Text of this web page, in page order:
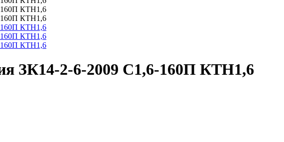
ЗК14-2-6-2009 С1,6-160П КТН1,6